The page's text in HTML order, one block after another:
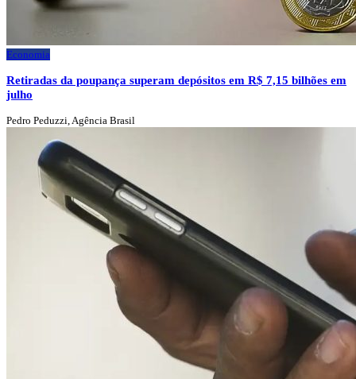
Economia
Retiradas da poupança superam depósitos em R$ 7,15 bilhões em
julho
Pedro Peduzzi, Agência Brasil